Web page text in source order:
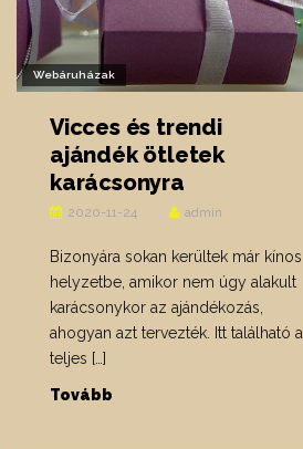
Webáruházak
Vicces és trendi
ajándék ötletek
karácsonyra
2020-11-24 admin
Bizonyára sokan kerültek már kínos
helyzetbe, amikor nem úgy alakult
karácsonykor az ajándékozás,
ahogyan azt tervezték. Itt található a
teljes […]
Tovább